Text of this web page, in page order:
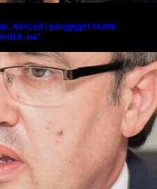
Kërçeli i përgjigjet Hotit:
në”